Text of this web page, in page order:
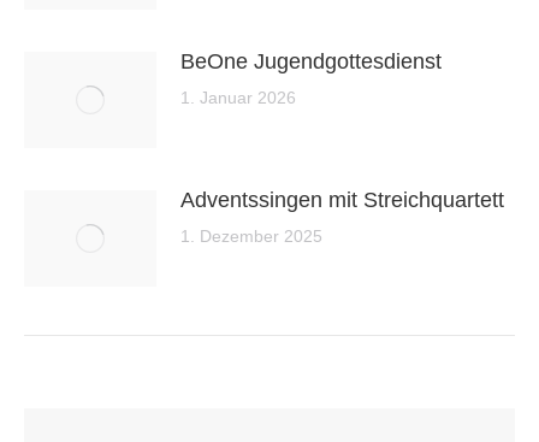
BeOne Jugendgottesdienst
1. Januar 2026
Adventssingen mit Streichquartett
1. Dezember 2025